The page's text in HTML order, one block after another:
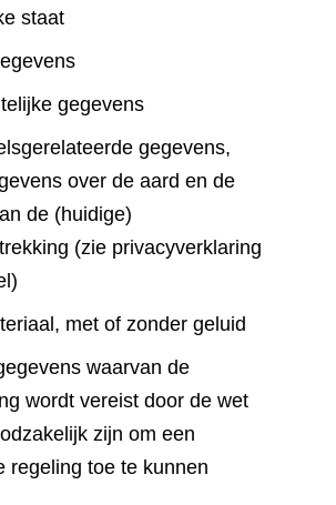
staat
gegevens
gegevens,
over de aard en de
de (huidige)
(zie privacyverklaring
met of zonder geluid
waarvan de
wordt vereist door de wet
zijn om een
regeling toe te kunnen